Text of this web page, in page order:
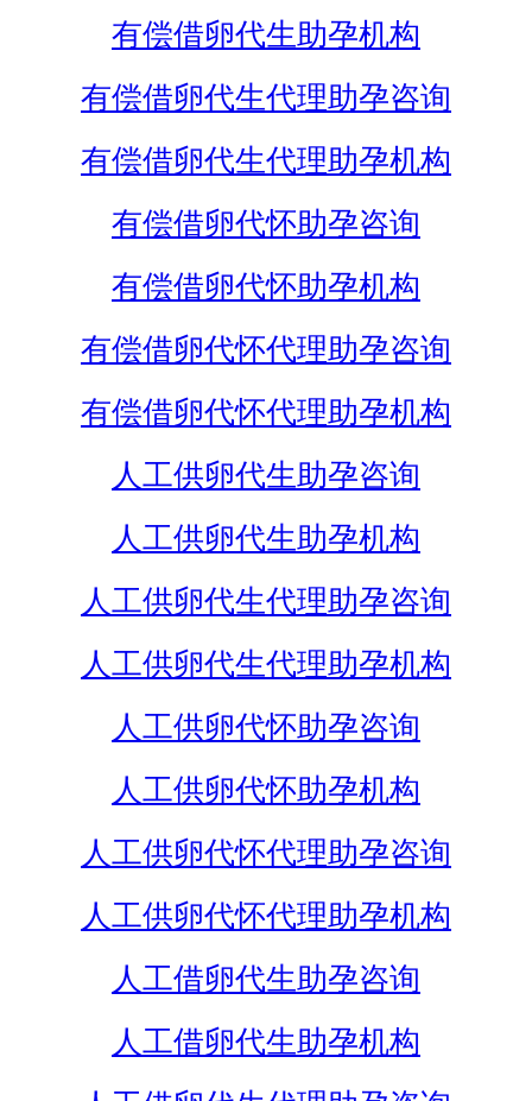
有偿借卵代生助孕机构
有偿借卵代生代理助孕咨询
有偿借卵代生代理助孕机构
有偿借卵代怀助孕咨询
有偿借卵代怀助孕机构
有偿借卵代怀代理助孕咨询
有偿借卵代怀代理助孕机构
人工供卵代生助孕咨询
人工供卵代生助孕机构
人工供卵代生代理助孕咨询
人工供卵代生代理助孕机构
人工供卵代怀助孕咨询
人工供卵代怀助孕机构
人工供卵代怀代理助孕咨询
人工供卵代怀代理助孕机构
人工借卵代生助孕咨询
人工借卵代生助孕机构